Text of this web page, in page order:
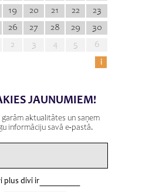
19 20 21 22
23
26 27 28 29
30
2 3 4 5
6
i
JAUNUMIEM!
garām aktualitātes un saņem
informāciju savā e-pastā.
plus divi ir